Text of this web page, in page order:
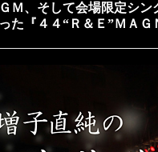
Ｍ、そして会場限定シン
た『４４“Ｒ＆Ｅ”ＭＡ